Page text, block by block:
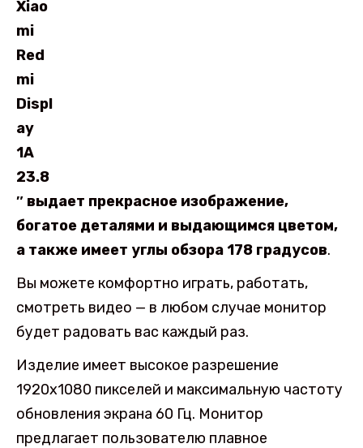
Xiao
mi
Red
mi
Displ
ay
1A
23.8
″ выдает прекрасное изображение,
богатое деталями и выдающимся цветом,
а также имеет углы обзора 178 градусов.
Вы можете комфортно играть, работать,
смотреть видео — в любом случае монитор
будет радовать вас каждый раз.
Изделие имеет высокое разрешение
1920х1080 пикселей и максимальную частоту
обновления экрана 60 Гц. Монитор
предлагает пользователю плавное